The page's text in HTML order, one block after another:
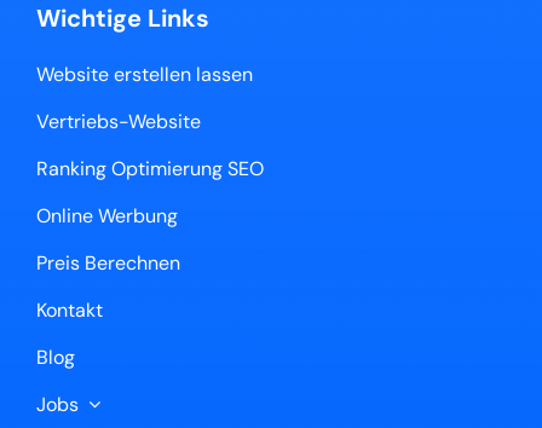
Wichtige Links
Website erstellen lassen
Vertriebs-Website
Ranking Optimierung SEO
Online Werbung
Preis Berechnen
Kontakt
Blog
Jobs